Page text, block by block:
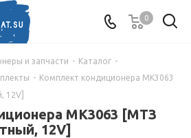
0
и запчасти - Каталог -
- Комплект кондиционера МК3063
12V]
МК3063 [МТЗ
12V]